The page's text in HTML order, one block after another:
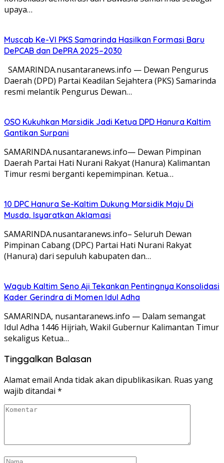
upaya…
Muscab Ke-VI PKS Samarinda Hasilkan Formasi Baru
DePCAB dan DePRA 2025–2030
SAMARINDA.nusantaranews.info — Dewan Pengurus
Daerah (DPD) Partai Keadilan Sejahtera (PKS) Samarinda
resmi melantik Pengurus Dewan…
OSO Kukuhkan Marsidik Jadi Ketua DPD Hanura Kaltim
Gantikan Surpani
SAMARINDA.nusantaranews.info— Dewan Pimpinan
Daerah Partai Hati Nurani Rakyat (Hanura) Kalimantan
Timur resmi berganti kepemimpinan. Ketua…
10 DPC Hanura Se-Kaltim Dukung Marsidik Maju Di
Musda, Isyaratkan Aklamasi
SAMARINDA.nusantaranews.info– Seluruh Dewan
Pimpinan Cabang (DPC) Partai Hati Nurani Rakyat
(Hanura) dari sepuluh kabupaten dan…
Wagub Kaltim Seno Aji Tekankan Pentingnya Konsolidasi
Kader Gerindra di Momen Idul Adha
SAMARINDA, nusantaranews.info — Dalam semangat
Idul Adha 1446 Hijriah, Wakil Gubernur Kalimantan Timur
sekaligus Ketua…
Tinggalkan Balasan
Alamat email Anda tidak akan dipublikasikan. Ruas yang
wajib ditandai *